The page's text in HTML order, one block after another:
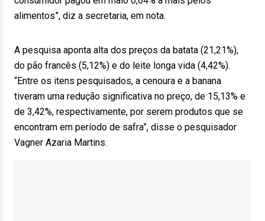
alimentos”, diz a secretaria, em nota.
A pesquisa aponta alta dos preços da batata (21,21%),
do pão francês (5,12%) e do leite longa vida (4,42%).
“Entre os itens pesquisados, a cenoura e a banana
tiveram uma redução significativa no preço, de 15,13% e
de 3,42%, respectivamente, por serem produtos que se
encontram em período de safra”, disse o pesquisador
Vagner Azaria Martins.